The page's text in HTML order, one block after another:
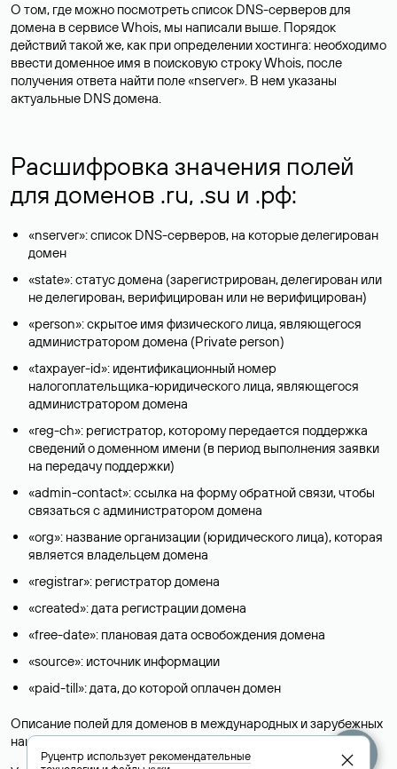
О том, где можно посмотреть список DNS-серверов для
домена в сервисе Whois, мы написали выше. Порядок
действий такой же, как при определении хостинга: необходимо
ввести доменное имя в поисковую строку Whois, после
получения ответа найти поле «nserver». В нем указаны
актуальные DNS домена.
Расшифровка значения полей
для доменов .ru, .su и .рф:
«nserver»: список DNS-серверов, на которые делегирован
домен
«state»: статус домена (зарегистрирован, делегирован или
не делегирован, верифицирован или не верифицирован)
«person»: скрытое имя физического лица, являющегося
администратором домена (Privatе person)
«taxpayer-id»: идентификационный номер
налогоплательщика-юридического лица, являющегося
администратором домена
«reg-ch»: регистратор, которому передается поддержка
сведений о доменном имени (в период выполнения заявки
на передачу поддержки)
«admin-contact»: ссылка на форму обратной связи, чтобы
связаться с администратором домена
«org»: название организации (юридического лица), которая
является владельцем домена
«registrar»: регистратор домена
«created»: дата регистрации домена
«free-date»: плановая дата освобождения домена
«source»: источник информации
«paid-till»: дата, до которой оплачен домен
Описание полей для доменов в международных и зарубежных
национальных доменах представлены в разделе «Помощь».
Руцентр используетрекомендательные